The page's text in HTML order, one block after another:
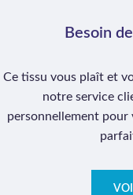
Besoin
Ce tissu vous plaît et
notre service
personnellement pour